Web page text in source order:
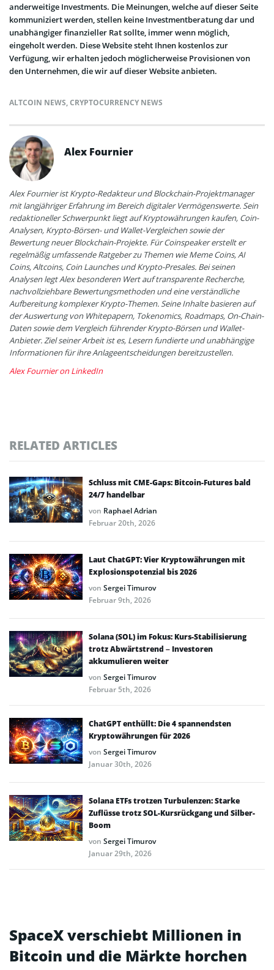
anderweitige Investments. Die Meinungen, welche auf dieser Seite
kommuniziert werden, stellen keine Investmentberatung dar und
unabhängiger finanzieller Rat sollte, immer wenn möglich,
eingeholt werden. Diese Website steht Ihnen kostenlos zur
Verfügung, wir erhalten jedoch möglicherweise Provisionen von
den Unternehmen, die wir auf dieser Website anbieten.
ALTCOIN NEWS,CRYPTOCURRENCY NEWS
Alex Fournier
Alex Fournier ist Krypto-Redakteur und Blockchain-Projektmanager
mit langjähriger Erfahrung im Bereich digitaler Vermögenswerte. Sein
redaktioneller Schwerpunkt liegt auf Kryptowährungen kaufen, Coin-
Analysen, Krypto-Börsen- und Wallet-Vergleichen sowie der
Bewertung neuer Blockchain-Projekte. Für Coinspeaker erstellt er
regelmäßig umfassende Ratgeber zu Themen wie Meme Coins, AI
Coins, Altcoins, Coin Launches und Krypto-Presales. Bei seinen
Analysen legt Alex besonderen Wert auf transparente Recherche,
nachvollziehbare Bewertungsmethoden und eine verständliche
Aufbereitung komplexer Krypto-Themen. Seine Inhalte basieren auf
der Auswertung von Whitepapern, Tokenomics, Roadmaps, On-Chain-
Daten sowie dem Vergleich führender Krypto-Börsen und Wallet-
Anbieter. Ziel seiner Arbeit ist es, Lesern fundierte und unabhängige
Informationen für ihre Anlageentscheidungen bereitzustellen.
Alex Fournier on LinkedIn
RELATED ARTICLES
Schluss mit CME-Gaps: Bitcoin-Futures bald
24/7 handelbar
von Raphael Adrian
Februar 20th, 2026
Laut ChatGPT: Vier Kryptowährungen mit
Explosionspotenzial bis 2026
von Sergei Timurov
Februar 9th, 2026
Solana (SOL) im Fokus: Kurs-Stabilisierung
trotz Abwärtstrend – Investoren
akkumulieren weiter
von Sergei Timurov
Februar 5th, 2026
ChatGPT enthüllt: Die 4 spannendsten
Kryptowährungen für 2026
von Sergei Timurov
Januar 30th, 2026
Solana ETFs trotzen Turbulenzen: Starke
Zuflüsse trotz SOL-Kursrückgang und Silber-
Boom
von Sergei Timurov
Januar 29th, 2026
SpaceX verschiebt Millionen in
Bitcoin und die Märkte horchen